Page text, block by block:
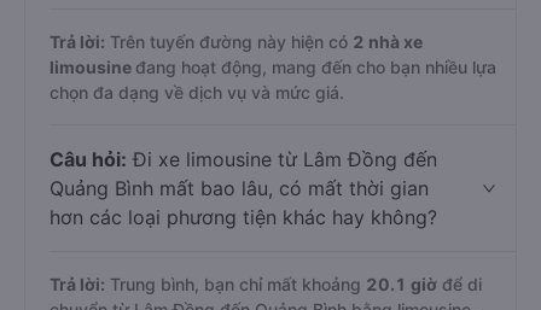
Trả lời: Trên tuyến đường này hiện có 2 nhà xe
limousine đang hoạt động, mang đến cho bạn nhiều lựa
chọn đa dạng về dịch vụ và mức giá.
Câu hỏi: Đi xe limousine từ Lâm Đồng đến
Quảng Bình mất bao lâu, có mất thời gian
hơn các loại phương tiện khác hay không?
Trả lời: Trung bình, bạn chỉ mất khoảng 20.1 giờ để di